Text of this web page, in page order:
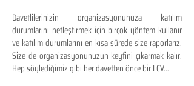
Davetlilerinizin organizasyonunuza katılım
durumlarını netleştirmek için birçok yöntem kullanır
ve katılım durumlarını en kısa sürede size raporlarız.
Size de organizasyonunuzun keyfini çıkarmak kalır.
Hep söylediğimiz gibi her davetten önce bir LCV...